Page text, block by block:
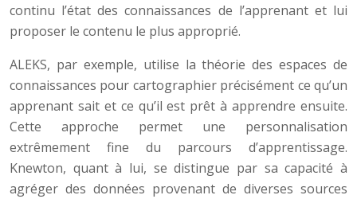
continu l’état des connaissances de l’apprenant et lui
proposer le contenu le plus approprié.
ALEKS, par exemple, utilise la théorie des espaces de
connaissances pour cartographier précisément ce qu’un
apprenant sait et ce qu’il est prêt à apprendre ensuite.
Cette approche permet une personnalisation
extrêmement fine du parcours d’apprentissage.
Knewton, quant à lui, se distingue par sa capacité à
agréger des données provenant de diverses sources